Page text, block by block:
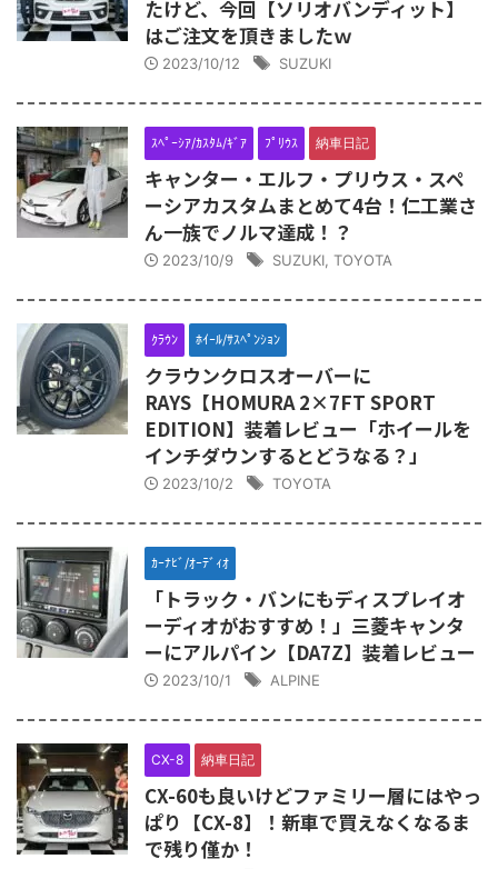
たけど、今回【ソリオバンディット】
はご注文を頂きましたｗ
2023/10/12 SUZUKI
ｽﾍﾟｰｼｱ/ｶｽﾀﾑ/ｷﾞｱ ﾌﾟﾘｳｽ 納車日記
キャンター・エルフ・プリウス・スペ
ーシアカスタムまとめて4台！仁工業さ
ん一族でノルマ達成！？
2023/10/9 SUZUKI TOYOTA
ｸﾗｳﾝ ﾎｲｰﾙ/ｻｽﾍﾟﾝｼｮﾝ
クラウンクロスオーバーに
RAYS【HOMURA 2×7FT SPORT
EDITION】装着レビュー「ホイールを
インチダウンするとどうなる？」
2023/10/2 TOYOTA
ｶｰﾅﾋﾞ/ｵｰﾃﾞｨｵ
「トラック・バンにもディスプレイオ
ーディオがおすすめ！」三菱キャンタ
ーにアルパイン【DA7Z】装着レビュー
2023/10/1 ALPINE
CX-8 納車日記
CX-60も良いけどファミリー層にはやっ
ぱり【CX-8】！新車で買えなくなるま
で残り僅か！